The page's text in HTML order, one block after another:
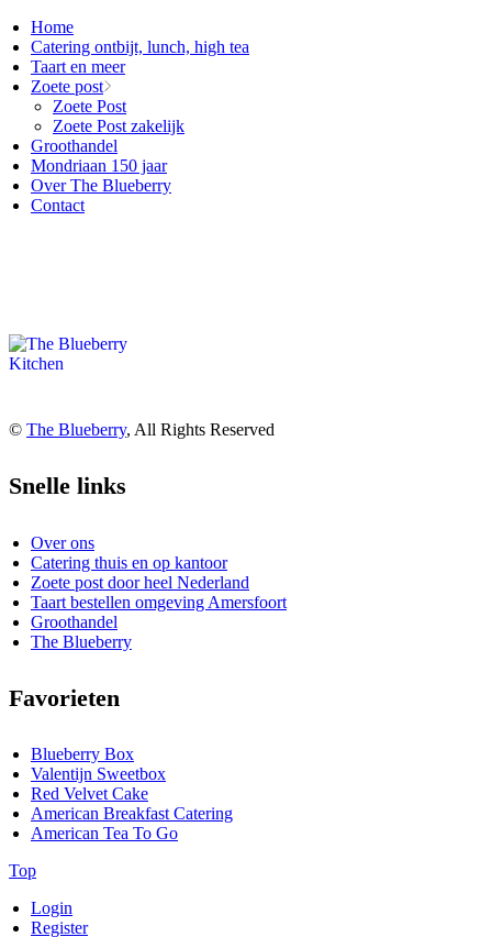
Home
Catering ontbijt, lunch, high tea
Taart en meer
Zoete post
Zoete Post
Zoete Post zakelijk
Groothandel
Mondriaan 150 jaar
Over The Blueberry
Contact
© The Blueberry, All Rights Reserved
Snelle links
Over ons
Catering thuis en op kantoor
Zoete post door heel Nederland
Taart bestellen omgeving Amersfoort
Groothandel
The Blueberry
Favorieten
Blueberry Box
Valentijn Sweetbox
Red Velvet Cake
American Breakfast Catering
American Tea To Go
Top
Login
Register